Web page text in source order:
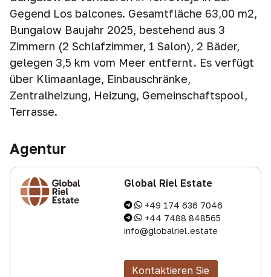
Gegend Los balcones. Gesamtfläche 63,00 m2,
Bungalow Baujahr 2025, bestehend aus 3
Zimmern (2 Schlafzimmer, 1 Salon), 2 Bäder,
gelegen 3,5 km vom Meer entfernt. Es verfügt
über Klimaanlage, Einbauschränke,
Zentralheizung, Heizung, Gemeinschaftspool,
Terrasse.
Agentur
Global Riel Estate
+49 174 636 7046
+44 7488 848565
info@globalriel.estate
Kontaktieren Sie